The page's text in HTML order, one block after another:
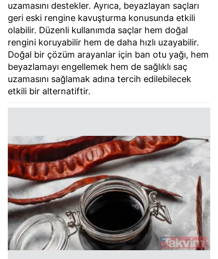
uzamasını destekler. Ayrıca, beyazlayan saçları
geri eski rengine kavuşturma konusunda etkili
olabilir. Düzenli kullanımda saçlar hem doğal
rengini koruyabilir hem de daha hızlı uzayabilir.
Doğal bir çözüm arayanlar için ban otu yağı, hem
beyazlamayı engellemek hem de sağlıklı saç
uzamasını sağlamak adına tercih edilebilecek
etkili bir alternatiftir.